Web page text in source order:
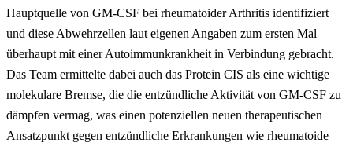
Hauptquelle von GM-CSF bei rheumatoider Arthritis identifiziert
und diese Abwehrzellen laut eigenen Angaben zum ersten Mal
überhaupt mit einer Autoimmunkrankheit in Verbindung gebracht.
Das Team ermittelte dabei auch das Protein CIS als eine wichtige
molekulare Bremse, die die entzündliche Aktivität von GM-CSF zu
dämpfen vermag, was einen potenziellen neuen therapeutischen
Ansatzpunkt gegen entzündliche Erkrankungen wie rheumatoide